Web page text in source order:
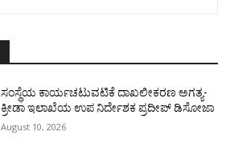
ಸಂಸ್ಥೆಯ ಕಾರ್ಯಚಟುವಟಿಕೆ ದಾಖಲೀಕರಣ ಅಗತ್ಯ-
ಕ್ರೀಡಾ ಇಲಾಖೆಯ ಉಪ ನಿರ್ದೇಶಕ ಪ್ರದೀಪ್ ಡಿಸೋಜಾ
August 10, 2026